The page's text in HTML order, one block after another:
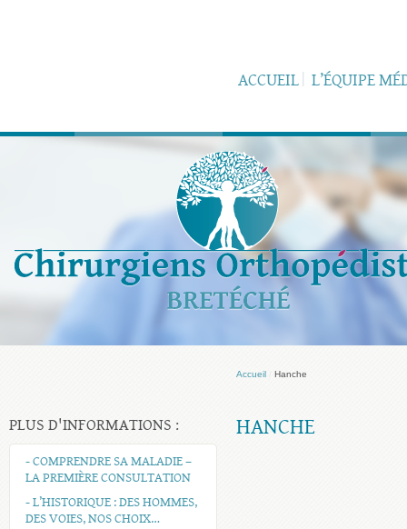
ACCUEIL L’ÉQUIPE
PLUS D'INFORMATIONS :
- COMPRENDRE SA MALADIE –
LA PREMIÈRE CONSULTATION
- L’HISTORIQUE : DES HOMMES,
DES VOIES, NOS CHOIX…
Accueil Hanche
HANCHE